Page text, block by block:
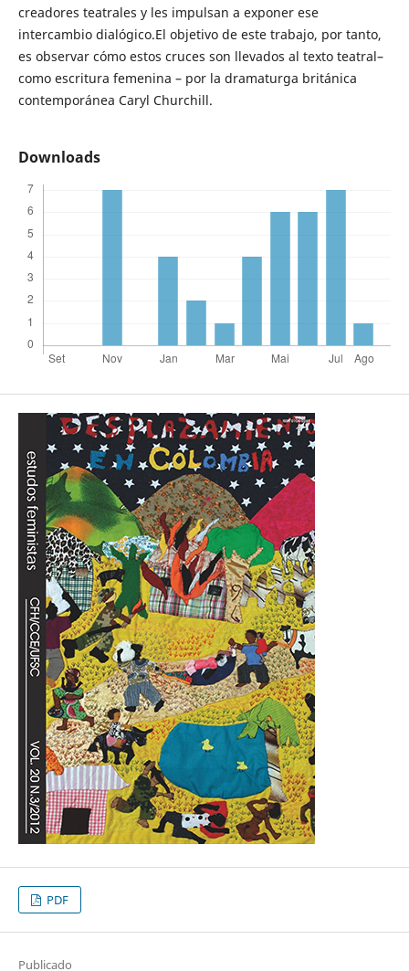
creadores teatrales y les impulsan a exponer ese
intercambio dialógico.El objetivo de este trabajo, por tanto,
es observar cómo estos cruces son llevados al texto teatral–
como escritura femenina – por la dramaturga británica
contemporánea Caryl Churchill.
Downloads
PDF
Publicado